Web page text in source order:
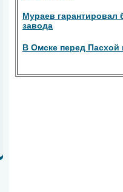
Мураев гарантировал
завода
В Омске перед